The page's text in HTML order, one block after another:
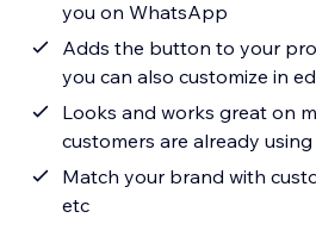
you on WhatsApp
Adds the button to your
you can also customize in
Looks and works great on
customers are already
Match your brand with
etc